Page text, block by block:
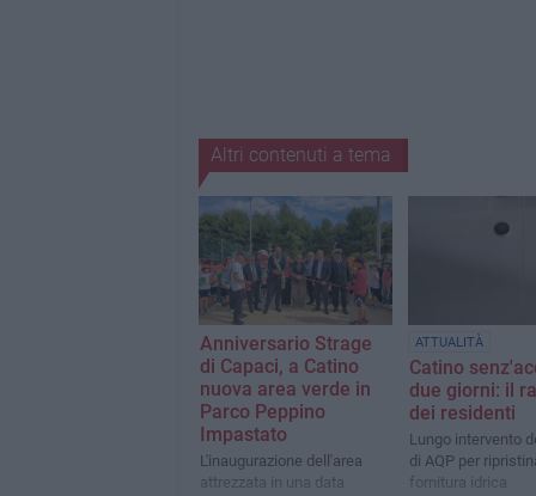
Altri contenuti a tema
Anniversario Strage
di Capaci, a Catino
nuova area verde in
Parco Peppino
Impastato
L'inaugurazione dell'area
attrezzata in una data
ATTUALITÀ
Catino
due giorni: il
dei residenti
Lungo intervento
di AQP per
fornitura idrica